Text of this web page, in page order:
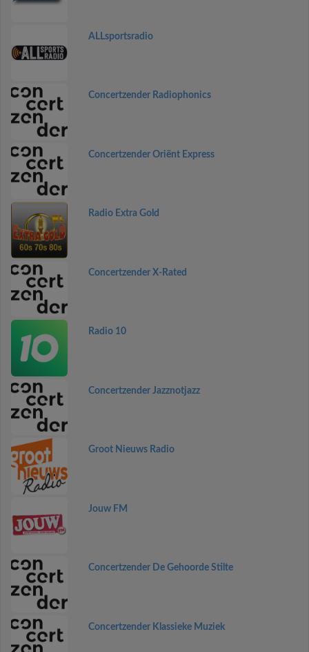
ALLsportsradio
Concertzender Radiophonics
Concertzender Oriënt Express
Radio Extra Gold
Concertzender X-Rated
Radio 10
Concertzender Jazznotjazz
Groot Nieuws Radio
Jouw FM
Concertzender De Gehoorde Stilte
Concertzender Klassieke Muziek